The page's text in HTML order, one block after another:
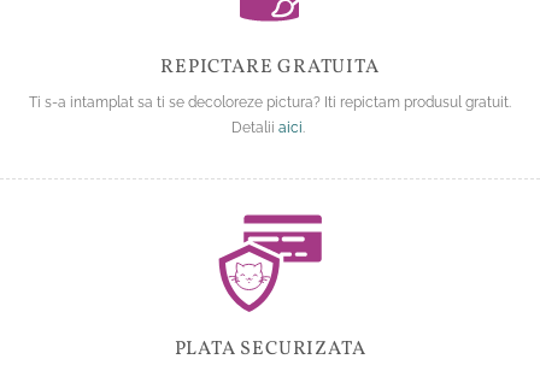
REPICTARE GRATUITA
Ti s-a intamplat sa ti se decoloreze pictura? Iti repictam produsul gratuit.
Detalii aici
PLATA SECURIZATA